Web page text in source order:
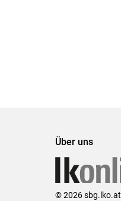
Über uns
© 2026 sbg.lko.at